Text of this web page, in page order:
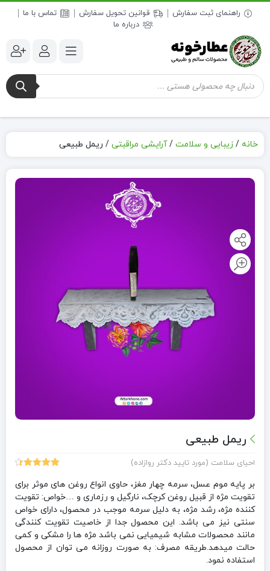
راهنمای ثبت سفارش قوانین تحویل سفارش
تماس با ما
درباره ما
جستجوی
محصولات
خانه / زیبایی و سلامت /آرایشی مراقبتی / ریمل طبیعی
ریمل طبیعی
احیای سلامت (مورد تایید دکتر روازاده)
4.43
از 5
در
امتیازدهی
مشتری
بر پایه موم عسل، سرمه چهار مغز، حاوی انواع روغن های موثر برای
تقویت مژه از قبیل روغن کرچک، نارگیل و رزماری و …خواص: تقویت
کننده مژه، رشد مژه، به دلیل سرمه موجب در محصول، دارای خواص
سنتی نیز می باشد. این محصول جدا از خاصیت تقویت کنندگی
مانند محصولات مشابه شیمیایی نمی باشد مژه ها را مشکی و کمی
حالت میدهد.طریقه مصرف: به صورت روزانه می توان از محصول
استفاده نمود.